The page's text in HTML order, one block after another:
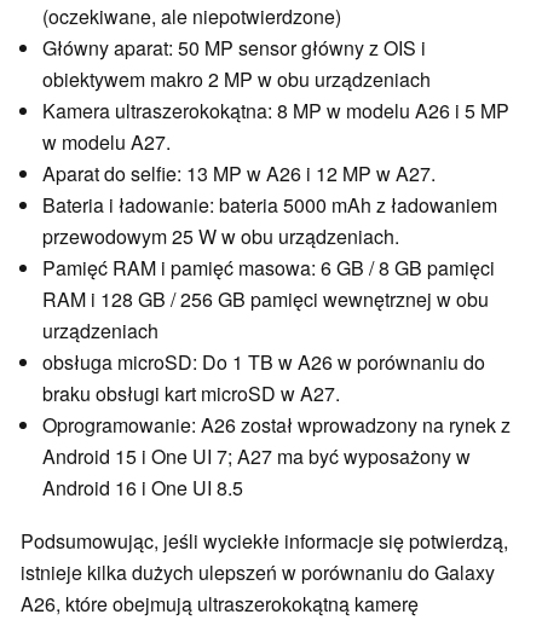
(oczekiwane, ale niepotwierdzone)
Główny aparat: 50 MP sensor główny z OIS i
obiektywem makro 2 MP w obu urządzeniach
Kamera ultraszerokokątna: 8 MP w modelu A26 i 5 MP
w modelu A27.
Aparat do selfie: 13 MP w A26 i 12 MP w A27.
Bateria i ładowanie: bateria 5000 mAh z ładowaniem
przewodowym 25 W w obu urządzeniach.
Pamięć RAM i pamięć masowa: 6 GB / 8 GB pamięci
RAM i 128 GB / 256 GB pamięci wewnętrznej w obu
urządzeniach
obsługa microSD: Do 1 TB w A26 w porównaniu do
braku obsługi kart microSD w A27.
Oprogramowanie: A26 został wprowadzony na rynek z
Android 15 i One UI 7; A27 ma być wyposażony w
Android 16 i One UI 8.5
Podsumowując, jeśli wyciekłe informacje się potwierdzą,
istnieje kilka dużych ulepszeń w porównaniu do Galaxy
A26, które obejmują ultraszerokokątną kamerę